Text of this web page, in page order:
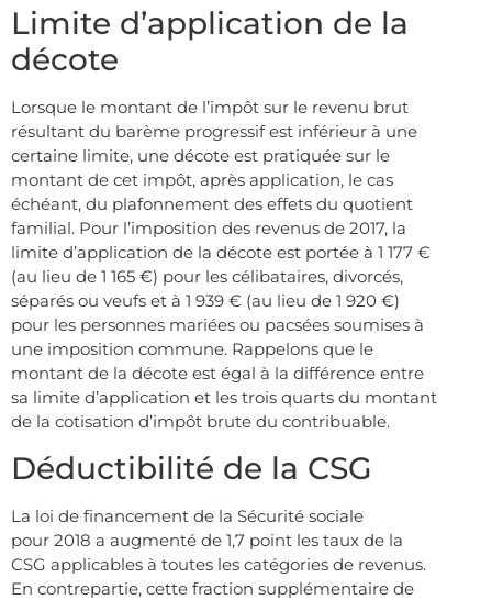
Limite d’application de la
décote
Lorsque le montant de l’impôt sur le revenu brut
résultant du barème progressif est inférieur à une
certaine limite, une décote est pratiquée sur le
montant de cet impôt, après application, le cas
échéant, du plafonnement des effets du quotient
familial. Pour l’imposition des revenus de 2017, la
limite d’application de la décote est portée à 1 177 €
(au lieu de 1 165 €) pour les célibataires, divorcés,
séparés ou veufs et à 1 939 € (au lieu de 1 920 €)
pour les personnes mariées ou pacsées soumises à
une imposition commune. Rappelons que le
montant de la décote est égal à la différence entre
sa limite d’application et les trois quarts du montant
de la cotisation d’impôt brute du contribuable.
Déductibilité de la CSG
La loi de financement de la Sécurité sociale
pour 2018 a augmenté de 1,7 point les taux de la
CSG applicables à toutes les catégories de revenus.
En contrepartie, cette fraction supplémentaire de